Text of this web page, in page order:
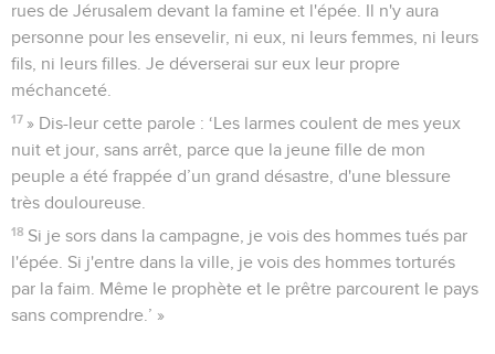
rues de Jérusalem devant la famine et l'épée. Il n'y aura
personne pour les ensevelir, ni eux, ni leurs femmes, ni leurs
fils, ni leurs filles. Je déverserai sur eux leur propre
méchanceté.
17 » Dis-leur cette parole : ‘Les larmes coulent de mes yeux
nuit et jour, sans arrêt, parce que la jeune fille de mon
peuple a été frappée d’un grand désastre, d'une blessure
très douloureuse.
18 Si je sors dans la campagne, je vois des hommes tués par
l'épée. Si j'entre dans la ville, je vois des hommes torturés
par la faim. Même le prophète et le prêtre parcourent le pays
sans comprendre.’ »